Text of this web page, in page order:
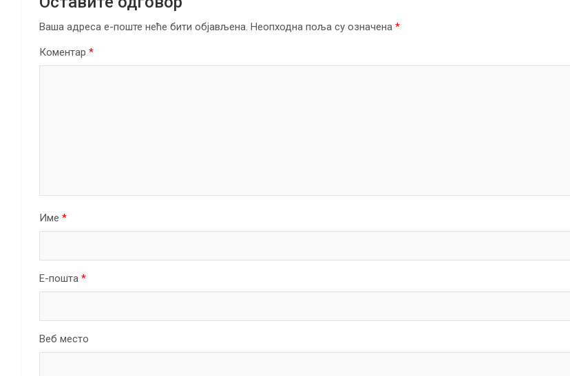
Ваша адреса е-поште неће бити објављена. Неопходна поља су означена *
Коментар *
Име *
Е-пошта *
Веб место